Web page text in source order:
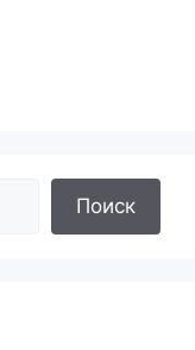
Поиск